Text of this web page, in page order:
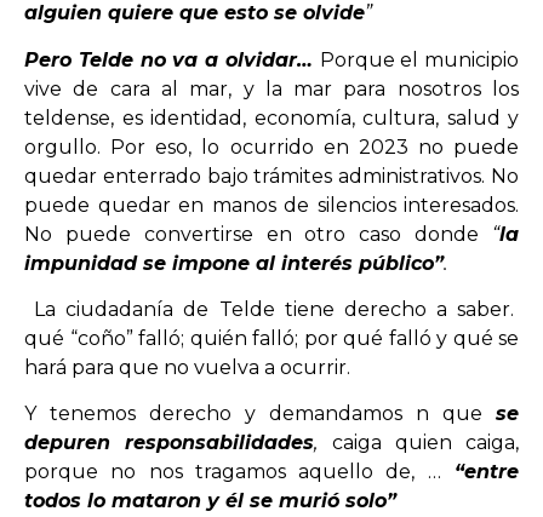
alguien quiere que esto se olvide”
Pero Telde no va a olvidar… Porque el municipio
vive de cara al mar, y la mar para nosotros los
teldense, es identidad, economía, cultura, salud y
orgullo. Por eso, lo ocurrido en 2023 no puede
quedar enterrado bajo trámites administrativos. No
puede quedar en manos de silencios interesados.
No puede convertirse en otro caso donde “la
impunidad se impone al interés público”.
La ciudadanía de Telde tiene derecho a saber.
qué “coño” falló; quién falló; por qué falló y qué se
hará para que no vuelva a ocurrir.
Y tenemos derecho y demandamos n que se
depuren responsabilidades, caiga quien caiga,
porque no nos tragamos aquello de, … “entre
todos lo mataron y él se murió solo”